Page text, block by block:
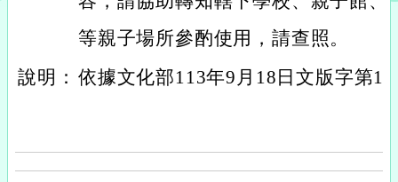
等親子場所參酌使用，請查照。
說明： 依據文化部113年9月18日文版字第